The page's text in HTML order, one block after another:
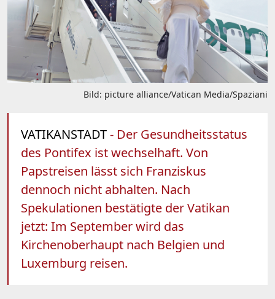
Bild: picture alliance/Vatican Media/Spaziani
VATIKANSTADT- Der Gesundheitsstatus
des Pontifex ist wechselhaft. Von
Papstreisen lässt sich Franziskus
dennoch nicht abhalten. Nach
Spekulationen bestätigte der Vatikan
jetzt: Im September wird das
Kirchenoberhaupt nach Belgien und
Luxemburg reisen.